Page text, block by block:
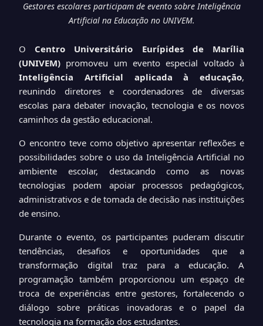
Gestores escolares participam de evento sobre Inteligência
Artificial na Educação no UNIVEM.
O Centro Universitário Eurípides de Marília
(UNIVEM) promoveu um evento especial voltado à
Inteligência Artificial aplicada à educação,
reunindo diretores e coordenadores de diversas
escolas para debater inovação, tecnologia e os novos
caminhos da gestão educacional.
O encontro teve como objetivo apresentar reflexões e
possibilidades sobre o uso da Inteligência Artificial no
ambiente escolar, destacando como as novas
tecnologias podem apoiar processos pedagógicos,
administrativos e de tomada de decisão nas instituições
de ensino.
Durante o evento, os participantes puderam discutir
tendências, desafios e oportunidades que a
transformação digital traz para a educação. A
programação também proporcionou um espaço de
troca de experiências entre gestores, fortalecendo o
diálogo sobre práticas inovadoras e o papel da
tecnologia na formação dos estudantes.